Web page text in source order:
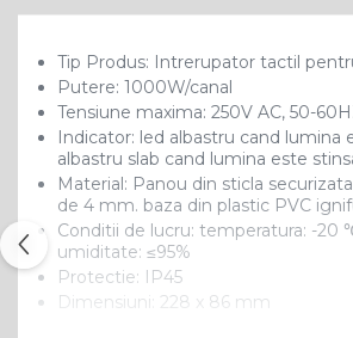
Tip Produs: Intrerupator tactil
Putere: 1000W/canal
Tensiune maxima: 250V AC, 50-
Indicator: led albastru cand lumina
albastru slab cand lumina este
Material: Panou din sticla
de 4 mm. baza din plastic PVC
Conditii de lucru: temperatura: -20
umiditate: ≤95%
Protectie: IP45
Dimensiuni: 228 x 86 mm